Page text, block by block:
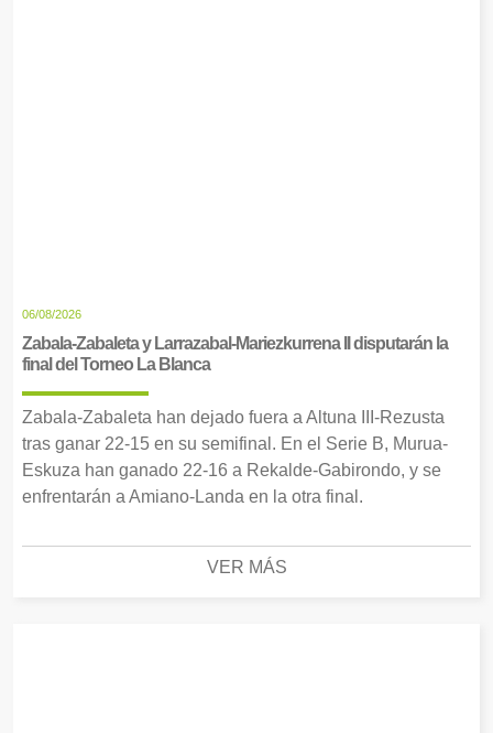
06/08/2026
Zabala-Zabaleta y Larrazabal-Mariezkurrena II disputarán la
final del Torneo La Blanca
Zabala-Zabaleta han dejado fuera a Altuna III-Rezusta
tras ganar 22-15 en su semifinal. En el Serie B, Murua-
Eskuza han ganado 22-16 a Rekalde-Gabirondo, y se
enfrentarán a Amiano-Landa en la otra final.
VER MÁS